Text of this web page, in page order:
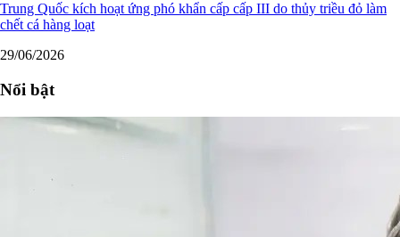
Trung Quốc kích hoạt ứng phó khẩn cấp cấp III do thủy triều đỏ làm
chết cá hàng loạt
29/06/2026
Nổi bật